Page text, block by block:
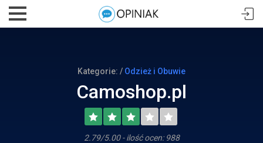
Kategorie: / Odzież i Obuwie
Camoshop.pl
2.79/5.00 - ilość ocen: 988